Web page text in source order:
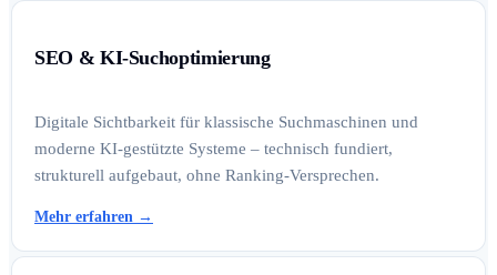
SEO & KI-Suchoptimierung
Digitale Sichtbarkeit für klassische Suchmaschinen und
moderne KI-gestützte Systeme – technisch fundiert,
strukturell aufgebaut, ohne Ranking-Versprechen.
Mehr erfahren →